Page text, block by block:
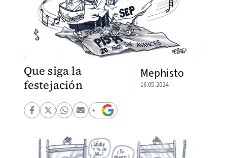
Que siga la
festejación
Mephisto
16.05.2024